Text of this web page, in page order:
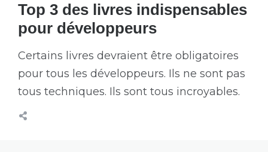
Top 3 des livres indispensables
pour développeurs
Certains livres devraient être obligatoires
pour tous les développeurs. Ils ne sont pas
tous techniques. Ils sont tous incroyables.